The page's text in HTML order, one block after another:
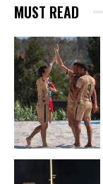
MUST READ